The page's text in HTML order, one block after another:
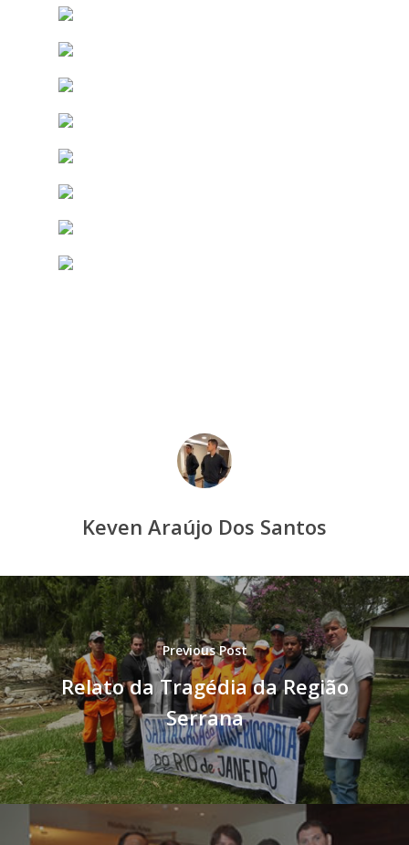
Keven Araújo Dos Santos
Previous Post
Relato da Tragédia da Região
Serrana
Home
A Instituição
Introdução